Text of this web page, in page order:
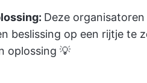
Deze
beslissing op een rijtje te
oplossing 💡